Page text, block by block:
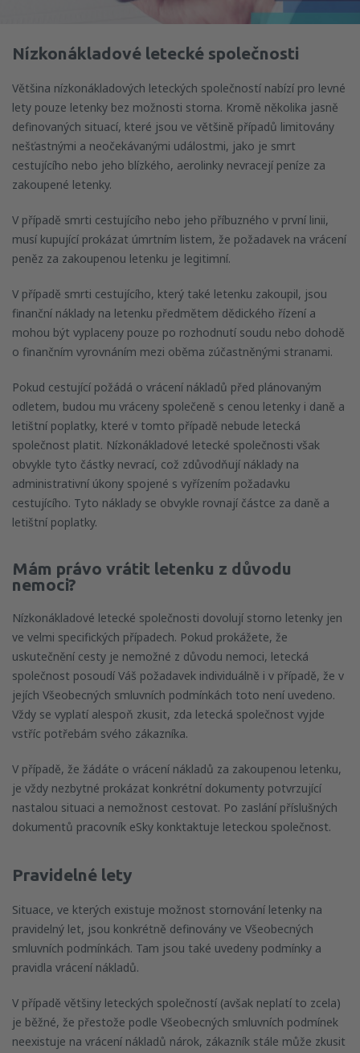
Nízkonákladové letecké společnosti
Většina nízkonákladových leteckých společností nabízí pro levné
lety pouze letenky bez možnosti storna. Kromě několika jasně
definovaných situací, které jsou ve většině případů limitovány
nešťastnými a neočekávanými událostmi, jako je smrt
cestujícího nebo jeho blízkého, aerolinky nevracejí peníze za
zakoupené letenky.
V případě smrti cestujícího nebo jeho příbuzného v první linii,
musí kupující prokázat úmrtním listem, že požadavek na vrácení
peněz za zakoupenou letenku je legitimní.
V případě smrti cestujícího, který také letenku zakoupil, jsou
finanční náklady na letenku předmětem dědického řízení a
mohou být vyplaceny pouze po rozhodnutí soudu nebo dohodě
o finančním vyrovnáním mezi oběma zúčastněnými stranami.
Pokud cestující požádá o vrácení nákladů před plánovaným
odletem, budou mu vráceny společeně s cenou letenky i daně a
letištní poplatky, které v tomto případě nebude letecká
společnost platit. Nízkonákladové letecké společnosti však
obvykle tyto částky nevrací, což zdůvodňují náklady na
administrativní úkony spojené s vyřízením požadavku
cestujícího. Tyto náklady se obvykle rovnají částce za daně a
letištní poplatky.
Mám právo vrátit letenku z důvodu
nemoci?
Nízkonákladové letecké společnosti dovolují storno letenky jen
ve velmi specifických případech. Pokud prokážete, že
uskutečnění cesty je nemožné z důvodu nemoci, letecká
společnost posoudí Váš požadavek individuálně i v případě, že v
jejích Všeobecných smluvních podmínkách toto není uvedeno.
Vždy se vyplatí alespoň zkusit, zda letecká společnost vyjde
vstříc potřebám svého zákazníka.
V případě, že žádáte o vrácení nákladů za zakoupenou letenku,
je vždy nezbytné prokázat konkrétní dokumenty potvrzující
nastalou situaci a nemožnost cestovat. Po zaslání příslušných
dokumentů pracovník eSky konktaktuje leteckou společnost.
Pravidelné lety
Situace, ve kterých existuje možnost stornování letenky na
pravidelný let, jsou konkrétně definovány ve Všeobecných
smluvních podmínkách. Tam jsou také uvedeny podmínky a
pravidla vrácení nákladů.
V případě většiny leteckých společností (avšak neplatí to zcela)
je běžné, že přestože podle Všeobecných smluvních podmínek
neexistuje na vrácení nákladů nárok, zákazník stále může zkusit